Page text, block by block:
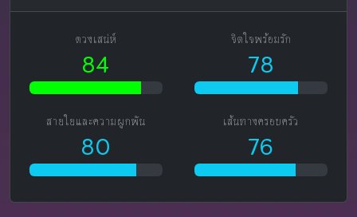
ดวงเสน่ห์
84
จิตใจพร้อมรัก
78
สายใยและความผูกพัน
80
เส้นทางครอบครัว
76